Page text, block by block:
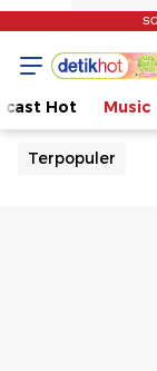
Hot Music
Terpopuler